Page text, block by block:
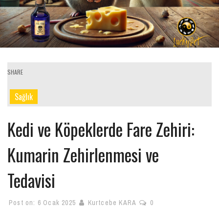
SHARE
Sağlık
Kedi ve Köpeklerde Fare Zehiri:
Kumarin Zehirlenmesi ve
Tedavisi
Post on: 6 Ocak 2025 Kurtcebe KARA 0